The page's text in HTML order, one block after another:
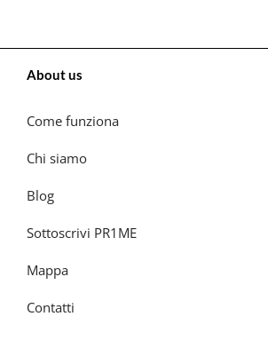
About us
Come funziona
Chi siamo
Blog
Sottoscrivi PR1ME
Mappa
Contatti